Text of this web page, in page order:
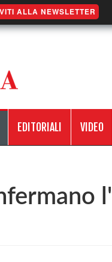
ALLA NEWSLETTER
EDITORIALI VIDEO